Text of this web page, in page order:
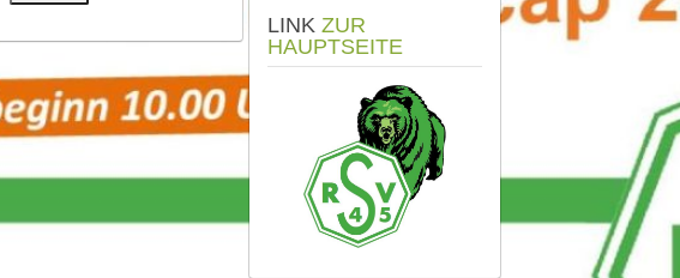
LINK ZUR
HAUPTSEITE